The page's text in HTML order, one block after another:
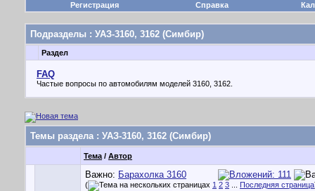
Регистрация Справка
Подразделы : УАЗ-3160, 3162 (Симбир)
Раздел
FAQ
Частые вопросы по автомобилям моделей 3160, 3162.
Темы раздела: УАЗ-3160, 3162 (Симбир)
Тема / Автор
Важно: Барахолка 3160
( 1 2 3 Последняя страница